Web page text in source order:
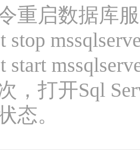
重启数据库
打开Sql
态。